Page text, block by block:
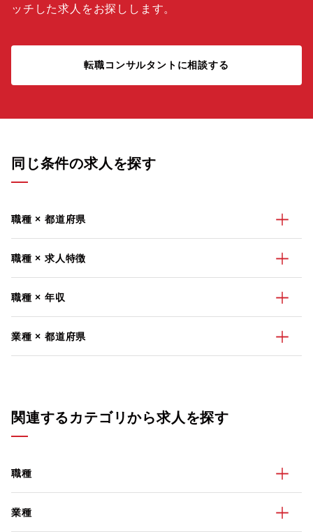
ッチした求人をお探しします。
転職コンサルタントに相談する
同じ条件の求人を探す
職種 × 都道府県
職種 × 求人特徴
職種 × 年収
業種 × 都道府県
関連するカテゴリから求人を探す
職種
業種